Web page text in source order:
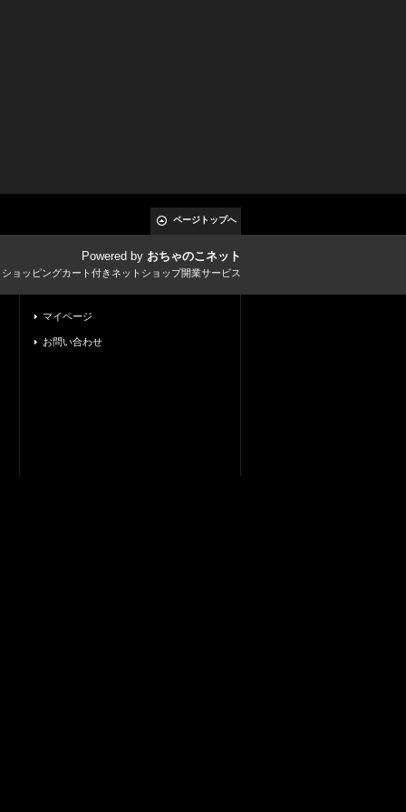
ページトップへ
Powered by おちゃのこネット
ョッピングカート付きネットショップ開業サービス
マイページ
お問い合わせ